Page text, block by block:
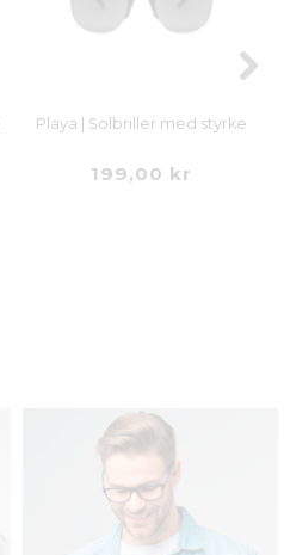
Playa | Solbriller med styrke
199,00 kr